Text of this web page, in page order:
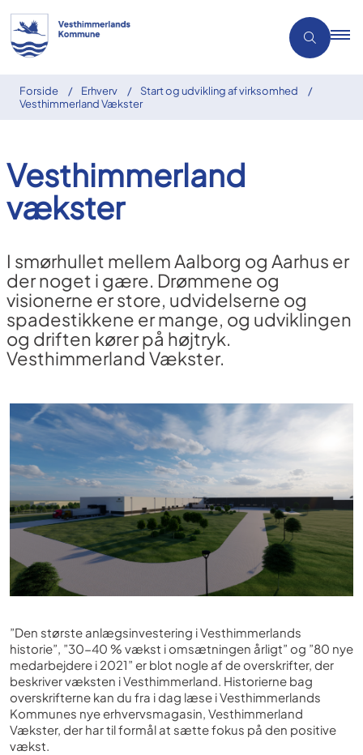
Forside Erhverv
Start og udvikling af virksomhed
Vesthimmerland Vækster
Vesthimmerland
vækster
I smørhullet mellem Aalborg og Aarhus er
der noget i gære. Drømmene og
visionerne er store, udvidelserne og
spadestikkene er mange, og udviklingen
og driften kører på højtryk.
Vesthimmerland Vækster.
”Den største anlægsinvestering i Vesthimmerlands
historie”, ”30-40 % vækst i omsætningen årligt” og ”80 nye
medarbejdere i 2021” er blot nogle af de overskrifter, der
beskriver væksten i Vesthimmerland. Historierne bag
overskrifterne kan du fra i dag læse i Vesthimmerlands
Kommunes nye erhvervsmagasin, Vesthimmerland
Vækster, der har til formål at sætte fokus på den positive
vækst.